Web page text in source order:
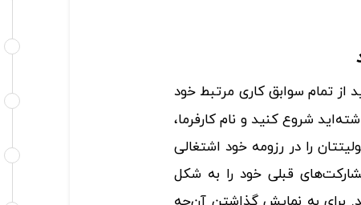
از تمام سوابق کاری مرتبط خود
شروع کنید و نام کارفرما،
را در رزومه خود اشتغالی
قبلی خود را به شکل